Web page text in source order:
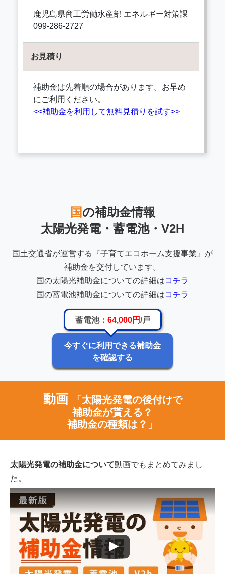
鹿児島県商工労働水産部 エネルギー対策課
099-286-2727
お見積り
補助金は先着順の場合があります。お早め
にご利用ください。
<<補助金を利用して無料見積りを試す>>
国の補助金情報
太陽光発電・蓄電池・V2H
国土交通省が運営する『子育てエコホーム支援事業』が
補助金を交付しています。
国の太陽光補助金についての詳細はコチラ
国の蓄電池補助金についての詳細はコチラ
蓄電池： 64,000円/戸
今すぐに利用できる補助金
を確認する
動画
「太陽光発電の後付けで
補助金が貰える？
補助金の種類は？」
太陽光発電の補助金について動画でもまとめてみまし
た。